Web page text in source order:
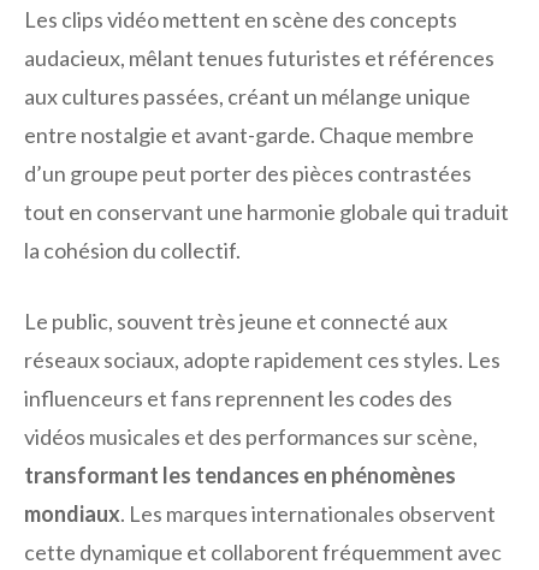
Les clips vidéo mettent en scène des concepts
audacieux, mêlant tenues futuristes et références
aux cultures passées, créant un mélange unique
entre nostalgie et avant-garde. Chaque membre
d’un groupe peut porter des pièces contrastées
tout en conservant une harmonie globale qui traduit
la cohésion du collectif.
Le public, souvent très jeune et connecté aux
réseaux sociaux, adopte rapidement ces styles. Les
influenceurs et fans reprennent les codes des
vidéos musicales et des performances sur scène,
transformant les tendances en phénomènes
mondiaux. Les marques internationales observent
cette dynamique et collaborent fréquemment avec